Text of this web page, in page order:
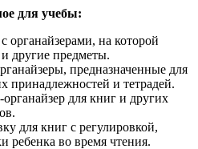
для учебы:
органайзерами, на которой
другие предметы.
предназначенные для
принадлежностей и тетрадей.
для книг и других
для книг с регулировкой,
ребенка во время чтения.